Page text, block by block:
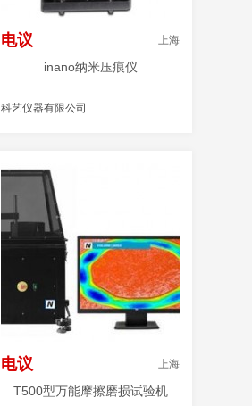
电议 上海
inano纳米压痕仪
科艺仪器有限公司
电议 上海
T500型万能摩擦磨损试验机